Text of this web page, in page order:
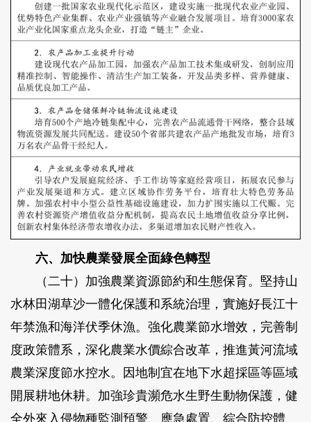
六、加快農業發展全面綠色轉型
（二十）加強農業資源節約和生態保育。 堅持山
水林田湖草沙一體化保護和系統治理，實施好長江十
年禁漁和海洋伏季休漁。強化農業節水增效，完善制
度政策體系，深化農業水價綜合改革，推進黃河流域
農業深度節水控水。因地制宜在地下水超採區等區域
開展耕地休耕。加強珍貴瀕危水生野生動物保護，健
全外來入侵物種監測預警、應急處置、綜合防控體